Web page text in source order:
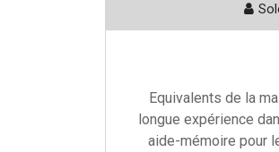
Equivalents de la
longue expérience
aide-mémoire pour